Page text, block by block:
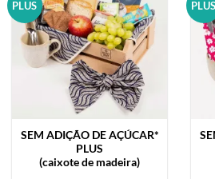
PLUS
SEM ADIÇÃO DE AÇÚCAR*
PLUS
(caixote de madeira)
PLUS